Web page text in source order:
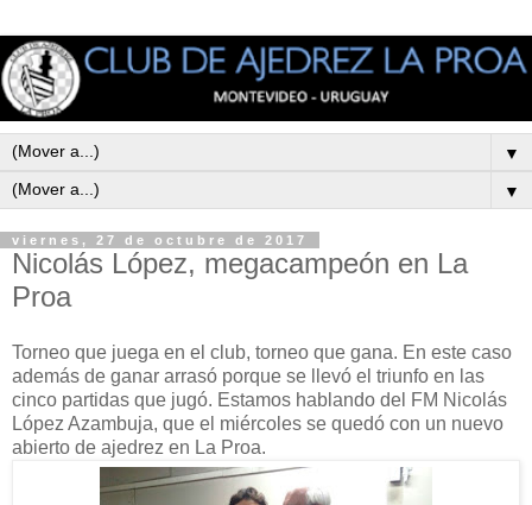
▼
▼
viernes, 27 de octubre de 2017
Nicolás López, megacampeón en La
Proa
Torneo que juega en el club, torneo que gana. En este caso
además de ganar arrasó porque se llevó el triunfo en las
cinco partidas que jugó. Estamos hablando del FM Nicolás
López Azambuja, que el miércoles se quedó con un nuevo
abierto de ajedrez en La Proa.